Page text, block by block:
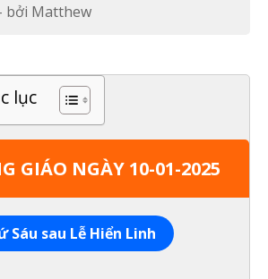
bởi Matthew
lục
GIÁO NGÀY 10-01-2025
Sáu sau Lễ Hiển Linh